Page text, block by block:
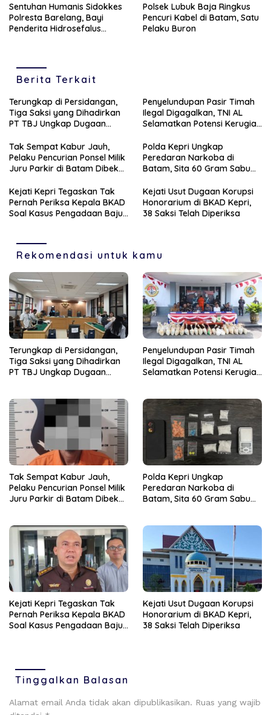
Sentuhan Humanis Sidokkes
Polresta Barelang, Bayi
Penderita Hidrosefalus
Polsek Lubuk Baja Ringkus
Pencuri Kabel di Batam, Satu
Pelaku Buron
Berita Terkait
Terungkap di Persidangan,
Tiga Saksi yang Dihadirkan
PT TBJ Ungkap Dugaan
Penerbitan Izin Tersus CV SEP
di Lingga
Penyelundupan Pasir Timah
Ilegal Digagalkan, TNI AL
Selamatkan Potensi Kerugian
Tak Sempat Kabur Jauh,
Pelaku Pencurian Ponsel Milik
Juru Parkir di Batam Dibekuk
Bengkong
Polda Kepri Ungkap
Peredaran Narkoba di
Batam, Sita 60 Gram Sabu
Kejati Kepri Tegaskan Tak
Pernah Periksa Kepala BKAD
Soal Kasus Pengadaan Baju
Kejati Usut Dugaan Korupsi
Honorarium di BKAD Kepri,
38 Saksi Telah Diperiksa
Rekomendasi untuk kamu
Terungkap di Persidangan,
Tiga Saksi yang Dihadirkan
PT TBJ Ungkap Dugaan
di Lingga
Penyelundupan Pasir Timah
Ilegal Digagalkan, TNI AL
Selamatkan Potensi Kerugian
Tak Sempat Kabur Jauh,
Pelaku Pencurian Ponsel Milik
Juru Parkir di Batam Dibekuk
Polda Kepri Ungkap
Peredaran Narkoba di
Batam, Sita 60 Gram Sabu
Kejati Kepri Tegaskan Tak
Pernah Periksa Kepala BKAD
Soal Kasus Pengadaan Baju
Kejati Usut Dugaan Korupsi
Honorarium di BKAD Kepri,
38 Saksi Telah Diperiksa
Tinggalkan Balasan
Alamat email Anda tidak akan dipublikasikan. Ruas yang wajib